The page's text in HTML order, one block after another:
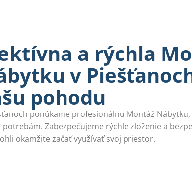
a rýchla
v
pohodu
ponúkame profesionálnu Montáž
potrebám. Zabezpečujeme rýchle zloženie a
okamžite začať využívať svoj priestor.